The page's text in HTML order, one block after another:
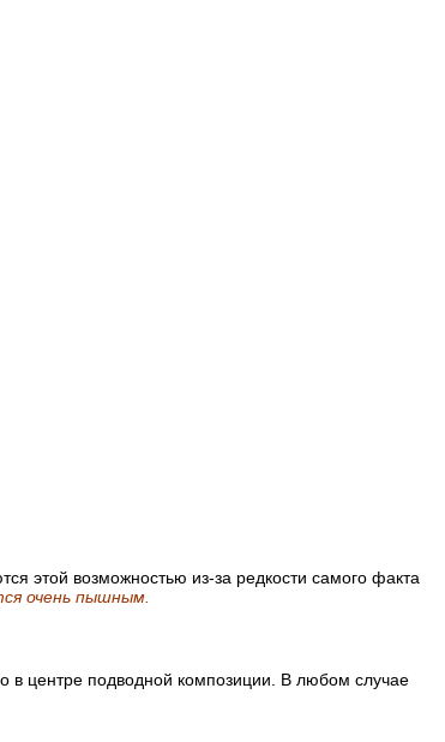
этой возможностью из-за редкости самого факта
очень пышным.
в центре подводной композиции. В любом случае